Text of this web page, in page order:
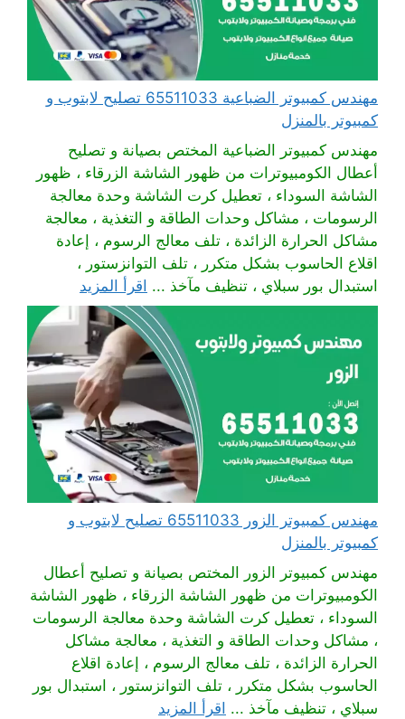
مهندس كمبيوتر الضباعية 65511033 تصليح لابتوب و
كمبيوتر بالمنزل
مهندس كمبيوتر الضباعية المختص بصيانة و تصليح
أعطال الكومبيوترات من ظهور الشاشة الزرقاء ، ظهور
الشاشة السوداء ، تعطيل كرت الشاشة وحدة معالجة
الرسومات ، مشاكل وحدات الطاقة و التغذية ، معالجة
مشاكل الحرارة الزائدة ، تلف معالج الرسوم ، إعادة
اقلاع الحاسوب بشكل متكرر ، تلف التوانزستور ،
استبدال بور سبلاي ، تنظيف مآخذ ... اقرأ المزيد
مهندس كمبيوتر الزور 65511033 تصليح لابتوب و
كمبيوتر بالمنزل
مهندس كمبيوتر الزور المختص بصيانة و تصليح أعطال
الكومبيوترات من ظهور الشاشة الزرقاء ، ظهور الشاشة
السوداء ، تعطيل كرت الشاشة وحدة معالجة الرسومات
، مشاكل وحدات الطاقة و التغذية ، معالجة مشاكل
الحرارة الزائدة ، تلف معالج الرسوم ، إعادة اقلاع
الحاسوب بشكل متكرر ، تلف التوانزستور ، استبدال بور
سبلاي ، تنظيف مآخذ ... اقرأ المزيد